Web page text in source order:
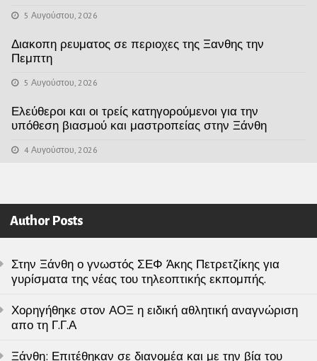
5 Αυγούστου, 2026
Διακοπη ρευματος σε περιοχες της Ξανθης την
Πεμπτη
5 Αυγούστου, 2026
Ελεύθεροι και οι τρείς κατηγορούμενοι για την
υπόθεση βιασμού και μαστροπείας στην Ξάνθη
4 Αυγούστου, 2026
Author Posts
Στην Ξάνθη ο γνωστός ΣΕΦ Άκης Πετρετζίκης για
γυρίσματα της νέας του τηλεοπτικής εκπομπής.
Χορηγήθηκε στον ΑΟΞ η ειδική αθλητική αναγνώριση
απο τη Γ.Γ.Α
Ξάνθη: Επιτέθηκαν σε διανομέα και με την βία του